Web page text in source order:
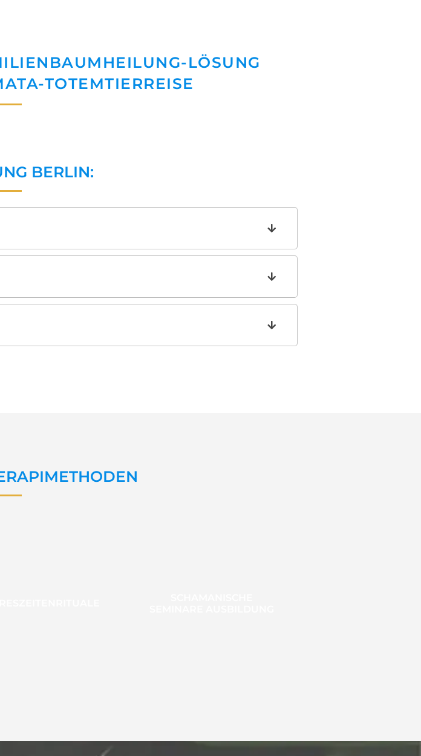
LÖSUNG
TOTEMTIERREISE
BERLIN: